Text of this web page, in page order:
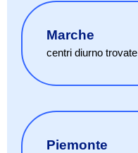
Marche
centri diurnotrovate
Piemonte